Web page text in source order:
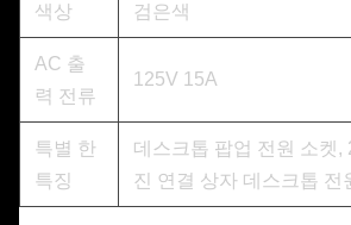
색상 검은색
AC 출
력 전류
125V 15A
특별 한
특징
데스크톱 팝업 전원 소켓,
진 연결 상자 데스크톱 전